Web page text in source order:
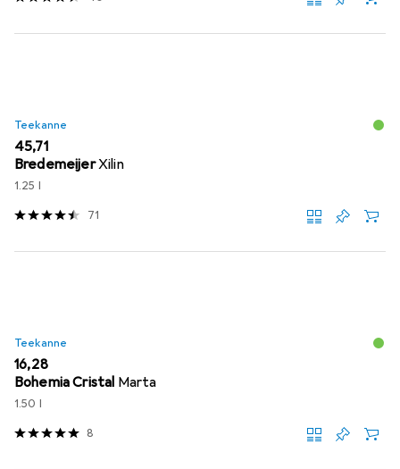
Teekanne
EUR
45,71
BredemeijerXilin
1.25 l
71
Teekanne
EUR
16,28
Bohemia Cristal Marta
1.50 l
8